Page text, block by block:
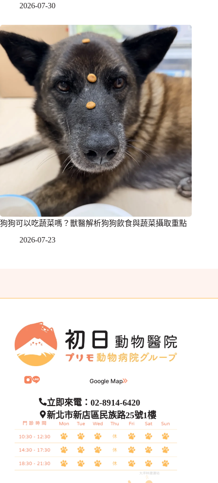
2026-07-30
狗狗可以吃蔬菜嗎？獸醫解析狗狗飲食與蔬菜攝取重點
2026-07-23
Google Map
立即來電：02-8914-6420
新北市新店區民族路25號1樓